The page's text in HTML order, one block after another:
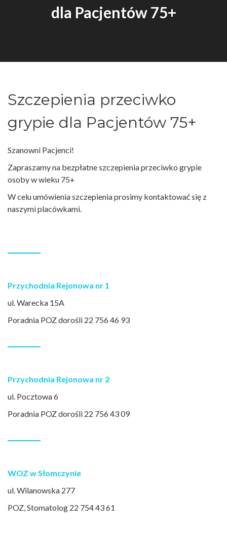
dla Pacjentów 75+
Szczepienia przeciwko
grypie dla Pacjentów 75+
Szanowni Pacjenci!
Zapraszamy na bezpłatne szczepienia przeciwko grypie
osoby w wieku 75+
W celu umówienia szczepienia prosimy kontaktować się z
naszymi placówkami.
Przychodnia Rejonowa nr 1
ul. Warecka 15A
Poradnia POZ dorośli 22 756 46 93
Przychodnia Rejonowa nr 2
ul. Pocztowa 6
Poradnia POZ dorośli 22 756 43 09
WOZ w Słomczynie
ul. Wilanowska 277
POZ, Stomatolog 22 754 43 61